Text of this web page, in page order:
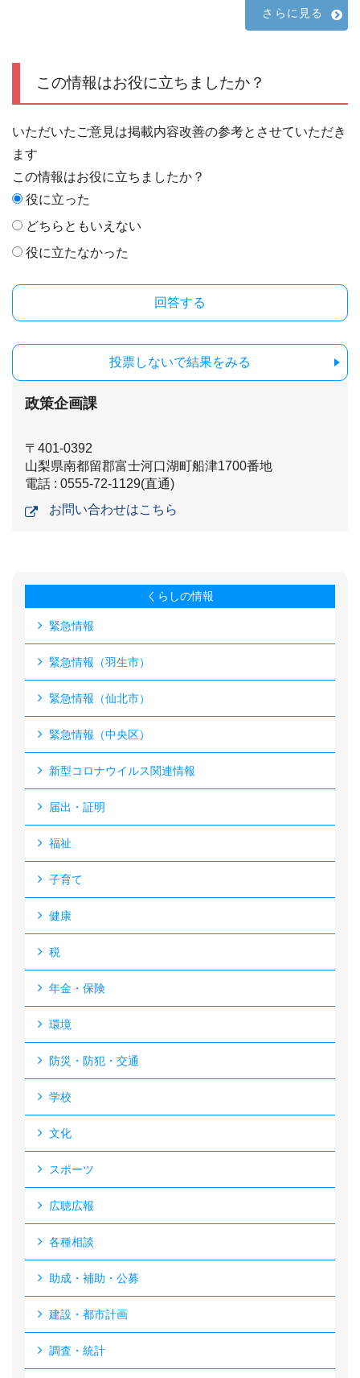
さらに見る
この情報はお役に立ちましたか？
いただいたご意見は掲載内容改善の参考とさせていただき
ます
この情報はお役に立ちましたか？
役に立った
どちらともいえない
役に立たなかった
投票しないで結果をみる
政策企画課
〒401-0392
山梨県南都留郡富士河口湖町船津1700番地
電話 : 0555-72-1129(直通)
お問い合わせはこちら
くらしの情報
緊急情報
緊急情報（羽生市）
緊急情報（仙北市）
緊急情報（中央区）
新型コロナウイルス関連情報
届出・証明
福祉
子育て
健康
税
年金・保険
環境
防災・防犯・交通
学校
文化
スポーツ
広聴広報
各種相談
助成・補助・公募
建設・都市計画
調査・統計